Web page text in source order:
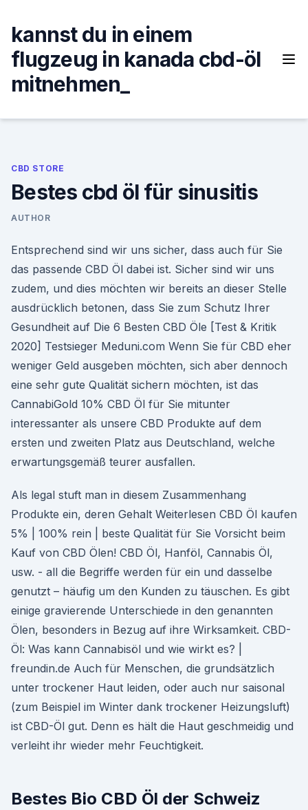
content
kannst du in einem
flugzeug in kanada cbd-öl
mitnehmen_
CBD STORE
Bestes cbd öl für sinusitis
AUTHOR
Entsprechend sind wir uns sicher, dass auch für Sie
das passende CBD Öl dabei ist. Sicher sind wir uns
zudem, und dies möchten wir bereits an dieser Stelle
ausdrücklich betonen, dass Sie zum Schutz Ihrer
Gesundheit auf Die 6 Besten CBD Öle [Test & Kritik
2020] Testsieger Meduni.com Wenn Sie für CBD eher
weniger Geld ausgeben möchten, sich aber dennoch
eine sehr gute Qualität sichern möchten, ist das
CannabiGold 10% CBD Öl für Sie mitunter
interessanter als unsere CBD Produkte auf dem
ersten und zweiten Platz aus Deutschland, welche
erwartungsgemäß teurer ausfallen.
Als legal stuft man in diesem Zusammenhang
Produkte ein, deren Gehalt Weiterlesen CBD Öl kaufen
5% | 100% rein | beste Qualität für Sie Vorsicht beim
Kauf von CBD Ölen! CBD Öl, Hanföl, Cannabis Öl,
usw. - all die Begriffe werden für ein und dasselbe
genutzt – häufig um den Kunden zu täuschen. Es gibt
einige gravierende Unterschiede in den genannten
Ölen, besonders in Bezug auf ihre Wirksamkeit. CBD-
Öl: Was kann Cannabisöl und wie wirkt es? |
freundin.de Auch für Menschen, die grundsätzlich
unter trockener Haut leiden, oder auch nur saisonal
(zum Beispiel im Winter dank trockener Heizungsluft)
ist CBD-Öl gut. Denn es hält die Haut geschmeidig und
verleiht ihr wieder mehr Feuchtigkeit.
Bestes Bio CBD Öl der Schweiz